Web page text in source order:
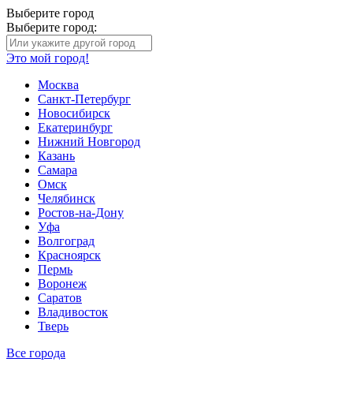
Выберите город
Выберите город:
Это мой город!
Москва
Санкт-Петербург
Новосибирск
Екатеринбург
Нижний Новгород
Казань
Самара
Омск
Челябинск
Ростов-на-Дону
Уфа
Волгоград
Красноярск
Пермь
Воронеж
Саратов
Владивосток
Тверь
Все города